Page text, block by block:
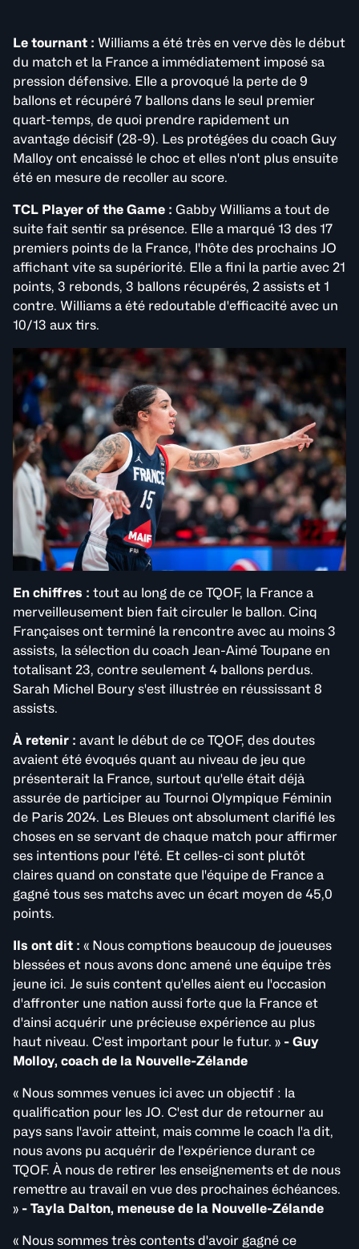
Le tournant : Williams a été très en verve dès le début
du match et la France a immédiatement imposé sa
pression défensive. Elle a provoqué la perte de 9
ballons et récupéré 7 ballons dans le seul premier
quart-temps, de quoi prendre rapidement un
avantage décisif (28-9). Les protégées du coach Guy
Malloy ont encaissé le choc et elles n'ont plus ensuite
été en mesure de recoller au score.
TCL Player of the Game : Gabby Williams a tout de
suite fait sentir sa présence. Elle a marqué 13 des 17
premiers points de la France, l'hôte des prochains JO
affichant vite sa supériorité. Elle a fini la partie avec 21
points, 3 rebonds, 3 ballons récupérés, 2 assists et 1
contre. Williams a été redoutable d'efficacité avec un
10/13 aux tirs.
En chiffres ​: tout au long de ce TQOF, la France a
merveilleusement bien fait circuler le ballon. Cinq
Françaises ont terminé la rencontre avec au moins 3
assists, la sélection du coach Jean-Aimé Toupane en
totalisant 23, contre seulement 4 ballons perdus.
Sarah Michel Boury s'est illustrée en réussissant 8
assists.
À retenir : avant le début de ce TQOF, des doutes
avaient été évoqués quant au niveau de jeu que
présenterait la France, surtout qu'elle était déjà
assurée de participer au Tournoi Olympique Féminin
de Paris 2024. Les Bleues ont absolument clarifié les
choses en se servant de chaque match pour affirmer
ses intentions pour l'été. Et celles-ci sont plutôt
claires quand on constate que l'équipe de France a
gagné tous ses matchs avec un écart moyen de 45,0
points.
Ils ont dit : « Nous comptions beaucoup de joueuses
blessées et nous avons donc amené une équipe très
jeune ici. Je suis content qu'elles aient eu l'occasion
d'affronter une nation aussi forte que la France et
d'ainsi acquérir une précieuse expérience au plus
haut niveau. C'est important pour le futur. » - Guy
Molloy, coach de la Nouvelle-Zélande
« Nous sommes venues ici avec un objectif : la
qualification pour les JO. C'est dur de retourner au
pays sans l'avoir atteint, mais comme le coach l'a dit,
nous avons pu acquérir de l'expérience durant ce
TQOF. À nous de retirer les enseignements et de nous
remettre au travail en vue des prochaines échéances.
» - Tayla Dalton, meneuse de la Nouvelle-Zélande
« Nous sommes très contents d'avoir gagné ce